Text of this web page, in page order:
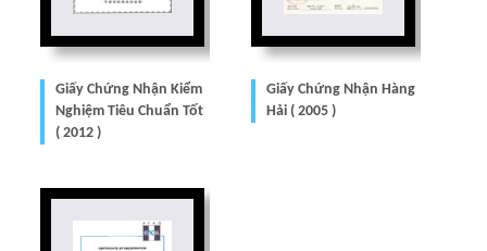
Giấy Chứng Nhận Kiểm
Nghiệm Tiêu Chuẩn Tốt
( 2012 )
Giấy Chứng Nhận Hàng
Hải ( 2005 )